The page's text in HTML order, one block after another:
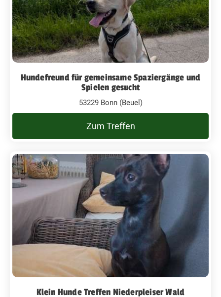
Hundefreund für gemeinsame Spaziergänge und
Spielen gesucht
53229 Bonn (Beuel)
Zum Treffen
Klein Hunde Treffen Niederpleiser Wald